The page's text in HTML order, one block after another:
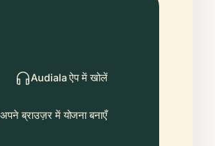
Audiala ऐप में खोलें
अपने ब्राउज़र में योजना बनाएँ